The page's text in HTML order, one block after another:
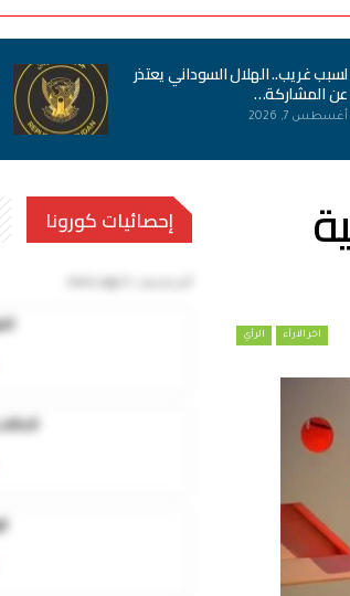
لسبب غريب.. الهلال السوداني يعتذر
عن المشاركة…
أغسطس 7, 2026
اخر الارأء الرأي
إحصائيات كورونا